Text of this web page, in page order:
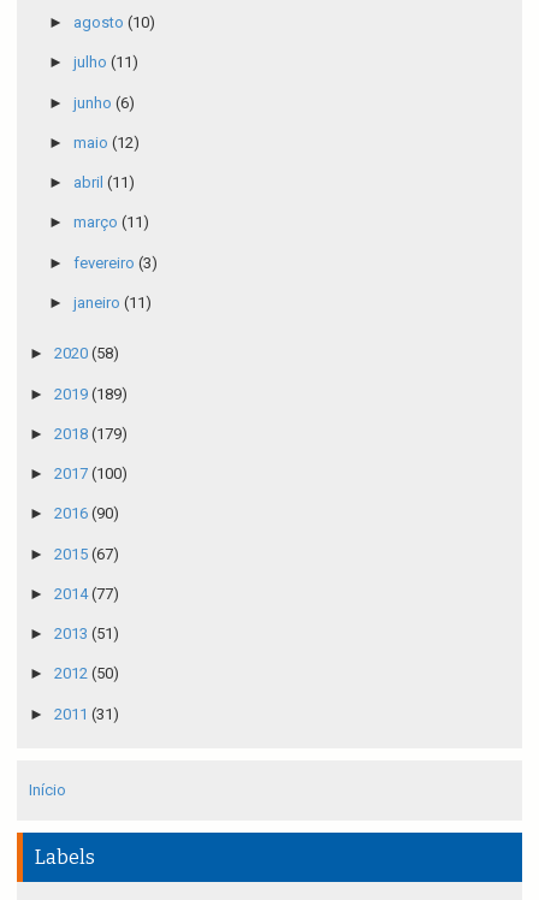
► agosto (10)
► julho (11)
► junho (6)
► maio (12)
► abril (11)
► março (11)
► fevereiro (3)
► janeiro (11)
► 2020 (58)
► 2019 (189)
► 2018 (179)
► 2017 (100)
► 2016 (90)
► 2015 (67)
► 2014(77)
► 2013 (51)
► 2012 (50)
► 2011 (31)
Início
Labels